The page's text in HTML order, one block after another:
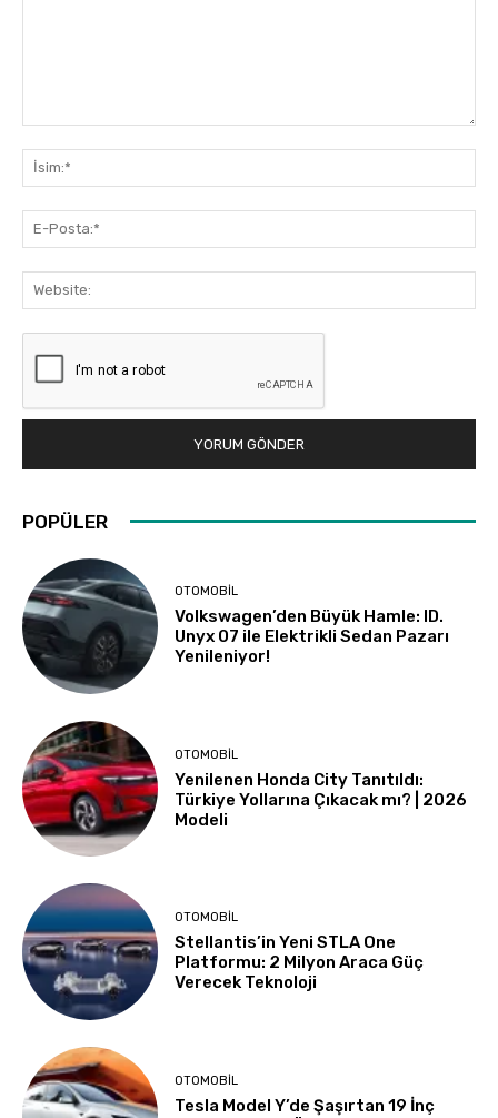
POPÜLER
OTOMOBIL
Volkswagen’den Büyük Hamle: ID.
Unyx 07 ile Elektrikli Sedan Pazarı
Yenileniyor!
OTOMOBIL
Yenilenen Honda City Tanıtıldı:
Türkiye Yollarına Çıkacak mı? | 2026
Modeli
OTOMOBIL
Stellantis’in Yeni STLA One
Platformu: 2 Milyon Araca Güç
Verecek Teknoloji
OTOMOBIL
Tesla Model Y’de Şaşırtan 19 İnç